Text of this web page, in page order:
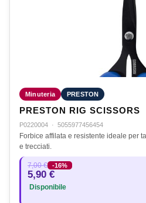
Minuteria PRESTON
PRESTON RIG SCISSORS
P0220004 · 5055977456454
Forbice affilata e resistente ideale per
e trecciati.
7,00 € -16%
5,90 €
Disponibile